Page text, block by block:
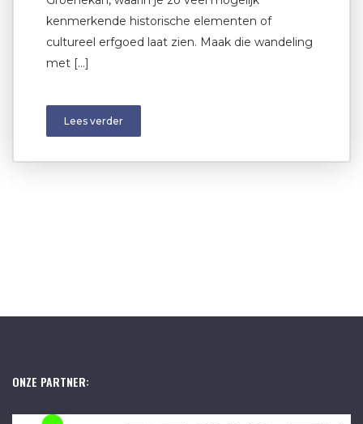
kenmerkende historische elementen of
cultureel erfgoed laat zien. Maak die wandeling
met […]
Lees verder
ONZE PARTNER: